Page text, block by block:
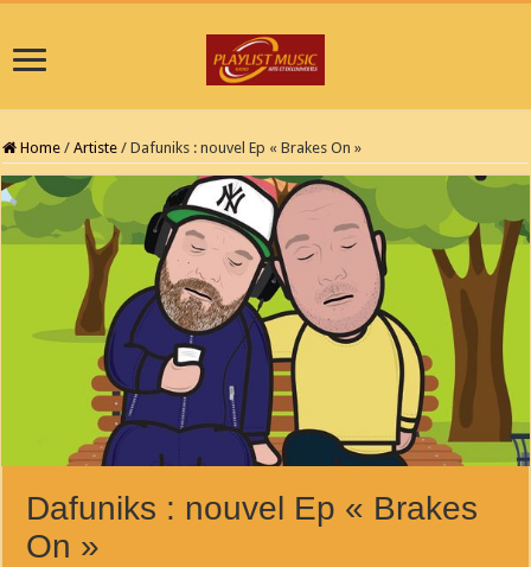
Home / Artiste / Dafuniks : nouvel Ep « Brakes On »
Dafuniks : nouvel Ep « Brakes
On »